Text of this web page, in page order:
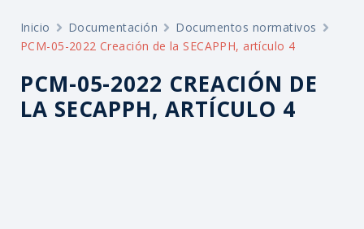
Inicio Documentación
Documentos normativos
PCM-05-2022 Creación de la SECAPPH, artículo 4
PCM-05-2022 CREACIÓN DE
LA SECAPPH, ARTÍCULO 4